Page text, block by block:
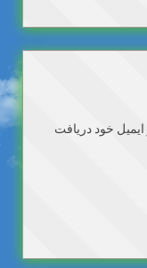
خود دریافت